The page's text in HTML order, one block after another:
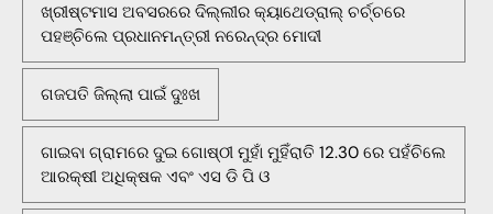
ଖ୍ରୀଷ୍ଟମାସ ଅବସରରେ ଦିଲ୍ଲୀର କ୍ୟାଥେଡ୍ରାଲ୍ ଚର୍ଚ୍ଚରେ
ପହଞ୍ଚିଲେ ପ୍ରଧାନମନ୍ତ୍ରୀ ନରେନ୍ଦ୍ର ମୋଦୀ
ଗଜପତି ଜିଲ୍ଲା ପାଇଁ ଦୁଃଖ
ଗାଇବା ଗ୍ରାମରେ ଦୁଇ ଗୋଷ୍ଠୀ ମୁହାଁ ମୁହିଁରାତି 12.30 ରେ ପହଁଚିଲେ
ଆରକ୍ଷୀ ଅଧିକ୍ଷକ ଏବଂ ଏସ ଡି ପି ଓ